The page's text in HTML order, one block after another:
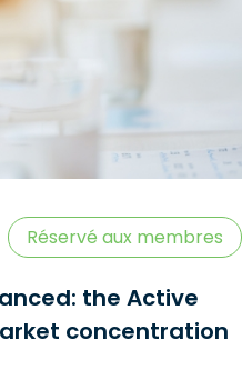
Réservé aux membres
the Active
concentration